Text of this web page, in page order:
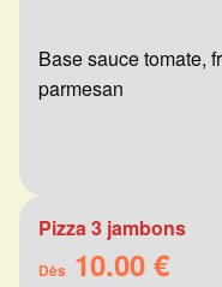
Base sauce tomate,
parmesan
Pizza 3 jambons
Dès 10.00 €